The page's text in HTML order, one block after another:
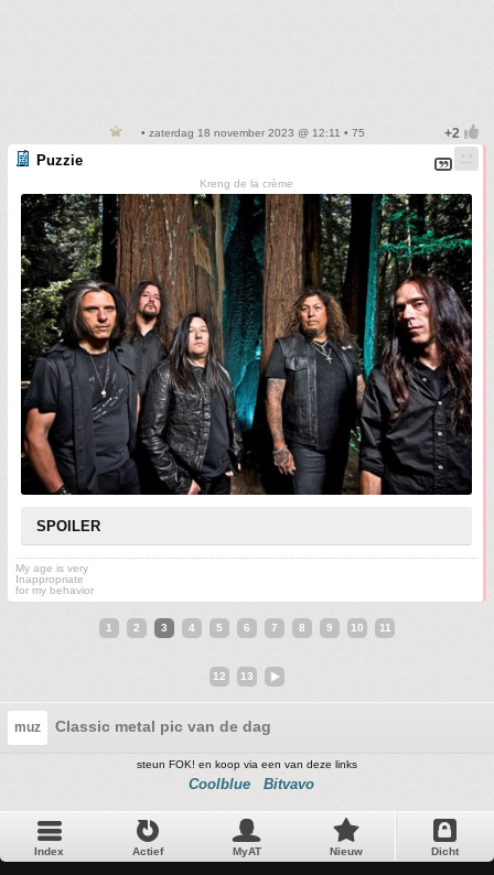
• zaterdag 18 november 2023 @ 12:11 • 75
Puzzie
Kreng de la crème
SPOILER
My age is very
Inappropriate
for my behavior
1 2 3 4 5 6 7 8 9 10 11
12 13
muz Classic metal pic van de dag
steun FOK! en koop via een van deze links
Coolblue Bitvavo
Index Actief MyAT Nieuw Dicht